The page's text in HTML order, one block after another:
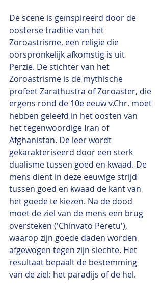
De scene is geïnspireerd door de
oosterse traditie van het
Zoroastrisme, een religie die
oorspronkelijk afkomstig is uit
Perzië. De stichter van het
Zoroastrisme is de mythische
profeet Zarathustra of Zoroaster, die
ergens rond de 10e eeuw v.Chr. moet
hebben geleefd in het oosten van
het tegenwoordige Iran of
Afghanistan. De leer wordt
gekarakteriseerd door een sterk
dualisme tussen goed en kwaad. De
mens dient in deze eeuwige strijd
tussen goed en kwaad de kant van
het goede te kiezen. Na de dood
moet de ziel van de mens een brug
oversteken ('Chinvato Peretu'),
waarop zijn goede daden worden
afgewogen tegen zijn slechte. Het
resultaat bepaalt de bestemming
van de ziel: het paradijs of de hel.